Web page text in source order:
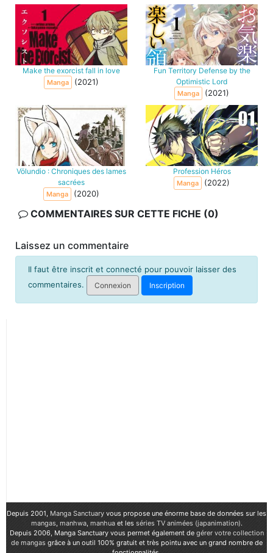
Make the exorcist fall in love
Manga (2021)
Fun Territory Defense by the
Optimistic Lord
Manga (2021)
Völundio : Chroniques des lames
sacrées
Manga (2020)
Profession Héros
Manga (2022)
COMMENTAIRES SUR CETTE FICHE (0)
Laissez un commentaire
Il faut être inscrit et connecté pour pouvoir laisser des
commentaires.
Connexion Inscription
Depuis 2001, Manga Sanctuary vous propose une énorme base de données sur les
mangas, manhwa, manhuaet les séries TV animées (japanimation).
Depuis 2006, Manga Sanctuary vous permet également de gérer votre collection
de mangasgrâce à un outil 100% gratuit et très pointu avec un grand nombre de